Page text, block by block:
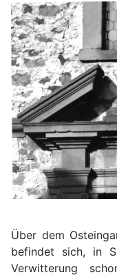
Über dem
befindet sich, in
Verwitterung